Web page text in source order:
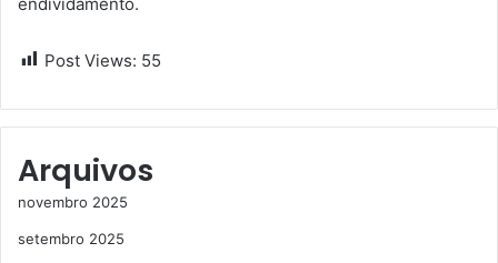
Post Views: 55
Arquivos
novembro 2025
setembro 2025